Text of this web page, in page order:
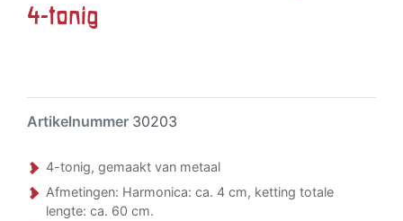
4-tonig
Artikelnummer 30203
4-tonig, gemaakt van metaal
Afmetingen: Harmonica: ca. 4 cm, ketting totale
lengte: ca. 60 cm.